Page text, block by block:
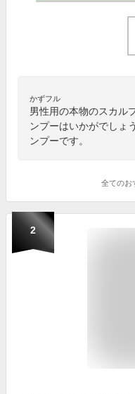
かずフル
男性用の本物のスカル
ンプーはいかがでしょ
ンプーです。
全てのお
2